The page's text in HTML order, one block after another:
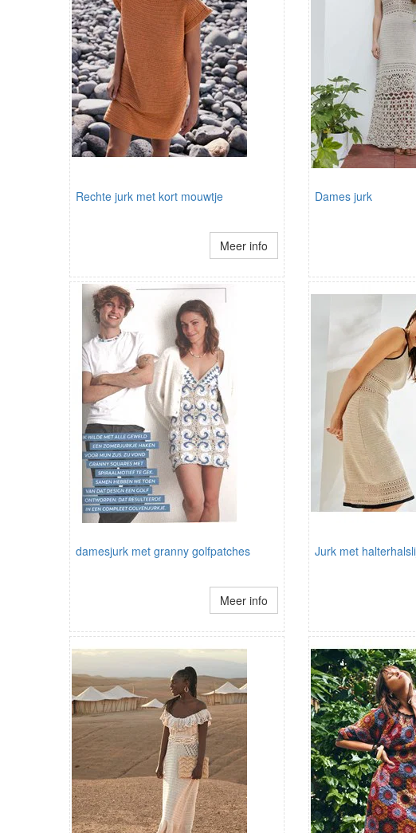
Rechte jurk met kort mouwtje
Meer info
Dames jurk
damesjurk met granny golfpatches
Meer info
Jurk met